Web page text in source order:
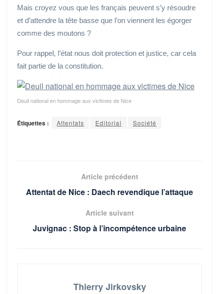
Mais croyez vous que les français peuvent s’y résoudre
et d’attendre la tête basse que l’on viennent les égorger
comme des moutons ?
Pour rappel, l’état nous doit protection et justice, car cela
fait partie de la constitution.
Deuil national en hommage aux victimes de Nice
Étiquettes : Attentats Editorial Société
Article précédent
Attentat de Nice : Daech revendique l’attaque
Article suivant
Juvignac : Stop à l’incompétence urbaine
Thierry Jirkovsky